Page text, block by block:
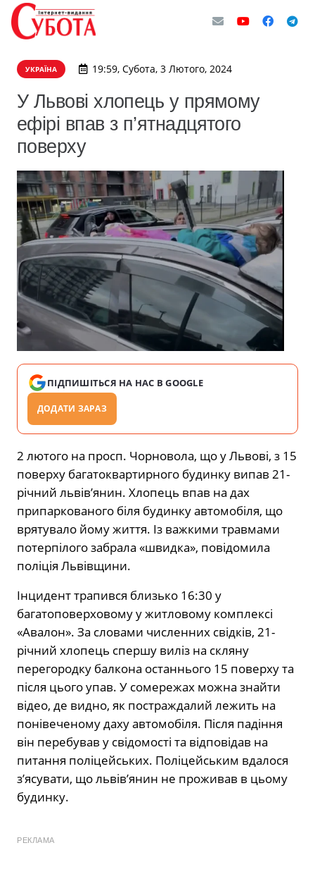
УКРАЇНА 19:59, Субота, 3 Лютого, 2024
У Львові хлопець у прямому
ефірі впав з п’ятнадцятого
поверху
ПІДПИШІТЬСЯ НА НАС В GOOGLE
ДОДАТИ ЗАРАЗ
2 лютого на просп. Чорновола, що у Львові, з 15
поверху багатоквартирного будинку випав 21-
річний львів’янин. Хлопець впав на дах
припаркованого біля будинку автомобіля, що
врятувало йому життя. Із важкими травмами
потерпілого забрала «швидка», повідомила
поліція Львівщини.
Інцидент трапився близько 16:30 у
багатоповерховому у житловому комплексі
«Авалон». За словами численних свідків, 21-
річний хлопець спершу виліз на скляну
перегородку балкона останнього 15 поверху та
після цього упав. У сомережах можна знайти
відео, де видно, як постраждалий лежить на
понівеченому даху автомобіля. Після падіння
він перебував у свідомості та відповідав на
питання поліцейських. Поліцейським вдалося
з’ясувати, що львів’янин не проживав в цьому
будинку.
РЕКЛАМА